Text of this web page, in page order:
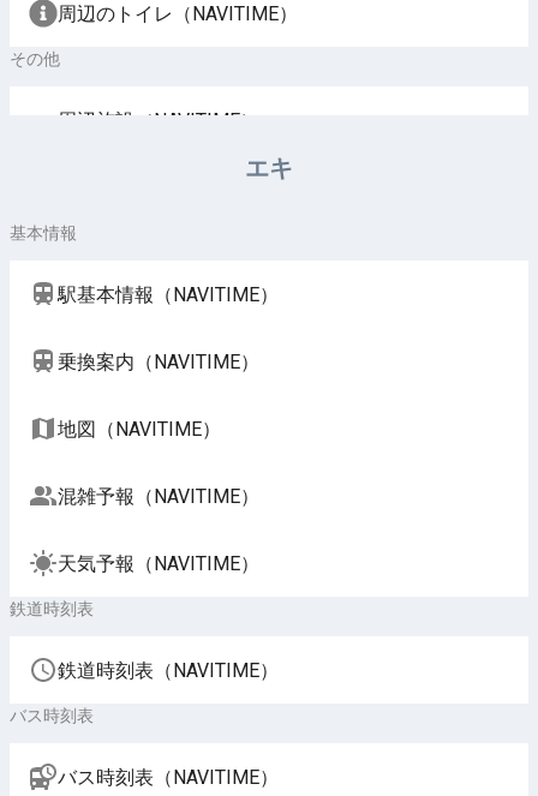
周辺のトイレ（NAVITIME）
その他
周辺施設（NAVITIME）
エキ
基本情報
駅基本情報（NAVITIME）
乗換案内（NAVITIME）
地図（NAVITIME）
混雑予報（NAVITIME）
天気予報（NAVITIME）
鉄道時刻表
鉄道時刻表（NAVITIME）
バス時刻表
バス時刻表（NAVITIME）